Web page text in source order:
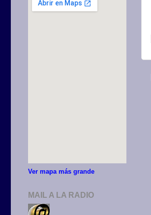
Ver mapa más grande
MAIL A LA RADIO